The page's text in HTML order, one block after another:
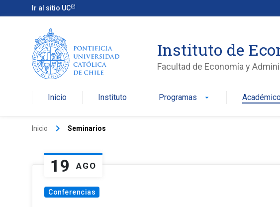
Ir al sitio UC
Instituto de
Facultad de Economía y
Inicio Instituto Programas arrow_drop_down
Inicio keyboard_arrow_right Seminarios
19 AGO
Conferencias